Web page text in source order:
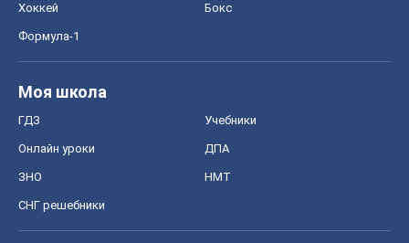
Хоккей Бокс
Формула-1
Моя школа
ГДЗ Учебники
Онлайн уроки ДПА
ЗНО НМТ
СНГ решебники